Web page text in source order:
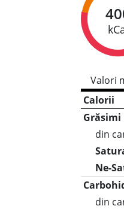
Valori
Calorii
Grăsimi
din
Ne-
din